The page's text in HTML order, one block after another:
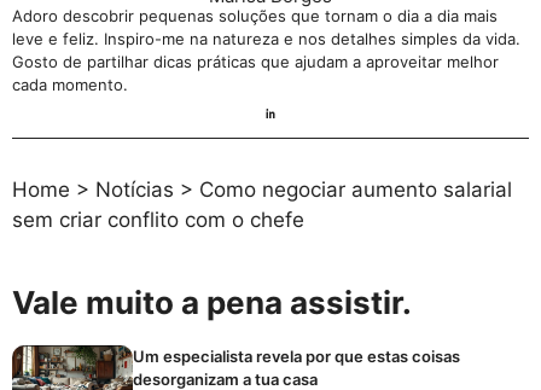
Adoro descobrir pequenas soluções que tornam o dia a dia mais
leve e feliz. Inspiro-me na natureza e nos detalhes simples da vida.
Gosto de partilhar dicas práticas que ajudam a aproveitar melhor
cada momento.
Home > Notícias > Como negociar aumento salarial
sem criar conflito com o chefe
Vale muito a pena assistir.
Um especialista revela por que estas coisas
desorganizam a tua casa